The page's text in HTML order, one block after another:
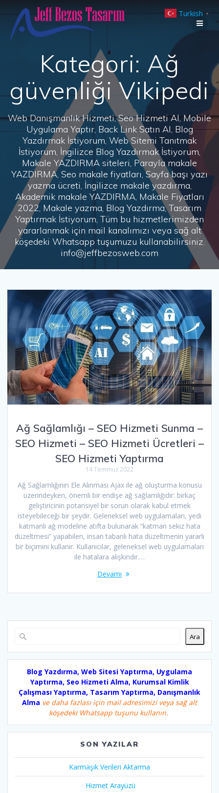
to
Kategori: Ağ
güvenliği Vikipedi
Web Danışmanlık Hizmeti, Seo Hizmeti Al, Mobile
Uygulama Yaptır, Back Link Satın Al, Blog
Yazdırmak İstiyorum, Web Sitemi Tanıtmak
İstiyorum, İngilizce Blog Yazdırmak İstiyorum,
Makale YAZDIRMA siteleri, Parayla makale
YAZDIRMA, Seo makale fiyatları, Sayfa başı yazı
yazma ücreti, İngilizce makale yazdırma,
Akademik makale YAZDIRMA, Makale Fiyatları
2022, Makale yazma, Blog Yazdırma, Tasarım
Yaptırmak İstiyorum, Tüm bu hizmetlerimizden
yararlanmak için mail kanalımızı veya sağ alt
köşedeki Whatsapp tuşumuzu kullanabilirsiniz.
info@jeffbezosweb.com
Ağ Sağlamlığı – SEO Hizmeti Sunma –
SEO Hizmeti – SEO Hizmeti Ücretleri –
SEO Hizmeti Yaptırma
14 Temmuz 2022
Ağ Sağlamlığının Ele Alınması Ajax ile ağ oluşturma konusu
üzerindeyken, önemli bir endişe ağ sağlamlığıdır: birkaç
geliştiricinin potansiyel bir sorun olarak kabul etmek
isteyebileceği bir şeydir. Geleneksel web uygulamaları, yedi
katmanlı ağ modeline atıfta bulunarak “katman sekiz hata
düzeltmesi” yapabilen, insan tabanlı hata düzeltmenin yararlı
bir biçimini kullanır. Kullanıcılar, geleneksel web uygulamaları
ile hatalara alışkındır.…
Devamı
Ara
Blog Yazdırma, Web Sitesi Yaptırma, Uygulama
Yaptırma, Seo Hizmeti Alma, Kurumsal Kimlik
Çalışması Yaptırma, Tasarım Yaptırma, Danışmanlık
Alma ve daha fazlası için mail adresimizi veya sağ alt
köşedeki Whatsapp tuşunu kullanın.
SON YAZILAR
Karmaşık Verileri Aktarma
Hizmet Arayüzü
Turkish ▼